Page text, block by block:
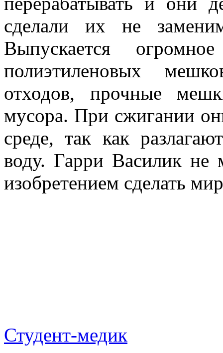
сделали их не
Выпускается
полиэтиленовых
отходов, прочные
мусора. При сжигании
среде, так как
воду. Гарри Василик
изобретением сделать
Студент-медик